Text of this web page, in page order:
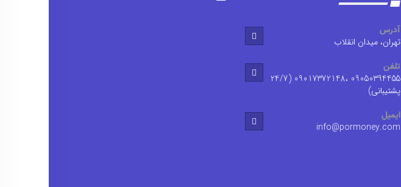
آدرس
تهران، میدان انقلاب
تلفن
09050394455 ،09017372148 (24/7
پشتیبانی)
ایمیل
info@pormoney.com